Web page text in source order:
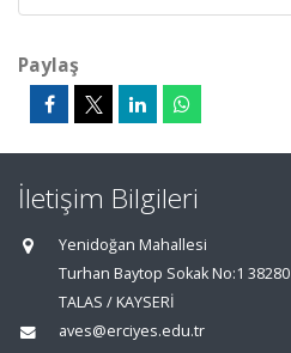
Paylaş
İletişim Bilgileri
Yenidoğan Mahallesi
Turhan Baytop Sokak No:1 38280
TALAS / KAYSERİ
aves@erciyes.edu.tr